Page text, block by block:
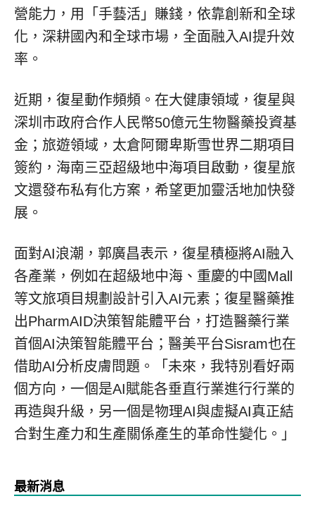
營能力，用「手藝活」賺錢，依靠創新和全球
化，深耕國內和全球市場，全面融入AI提升效
率。
近期，復星動作頻頻。在大健康領域，復星與
深圳市政府合作人民幣50億元生物醫藥投資基
金；旅遊領域，太倉阿爾卑斯雪世界二期項目
簽約，海南三亞超級地中海項目啟動，復星旅
文還發布私有化方案，希望更加靈活地加快發
展。
面對AI浪潮，郭廣昌表示，復星積極將AI融入
各產業，例如在超級地中海、重慶的中國Mall
等文旅項目規劃設計引入AI元素；復星醫藥推
出PharmAID決策智能體平台，打造醫藥行業
首個AI決策智能體平台；醫美平台Sisram也在
借助AI分析皮膚問題。「未來，我特別看好兩
個方向，一個是AI賦能各垂直行業進行行業的
再造與升級，另一個是物理AI與虛擬AI真正結
合對生產力和生產關係產生的革命性變化。」
最新消息